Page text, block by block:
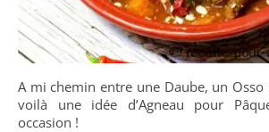
A mi chemin entre une Daube, un Osso Bucco et un Tajine
voilà une idée d’Agneau pour
occasion !